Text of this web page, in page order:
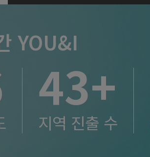
YOU&I
43+
지역 진출 수